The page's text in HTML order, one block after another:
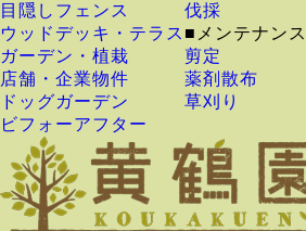
目隠しフェンス
ウッドデッキ・テラス
ガーデン・植栽
店舗・企業物件
ドッグガーデン
ビフォーアフター
伐採
■メンテナンス
剪定
薬剤散布
草刈り